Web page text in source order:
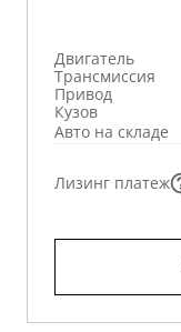
Двигатель
Трансмиссия
Привод
Кузов
Авто на складе
Лизинг платеж